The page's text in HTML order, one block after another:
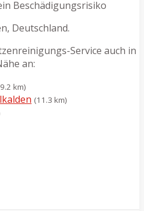
Beschädigungsrisiko
Deutschland.
Service auch in
an:
km)
(11.3 km)